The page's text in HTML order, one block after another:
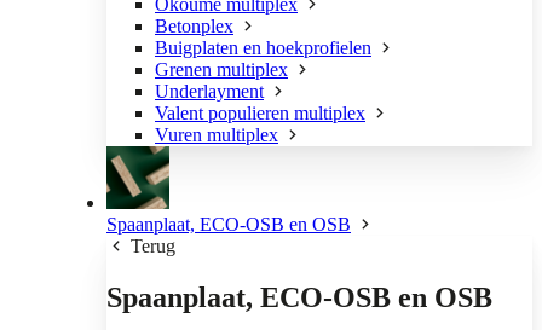
Okoumé multiplex
Betonplex
Buigplaten en hoekprofielen
Grenen multiplex
Underlayment
Valent populieren multiplex
Vuren multiplex
Spaanplaat, ECO-OSB en OSB
Terug
Spaanplaat, ECO-OSB en OSB